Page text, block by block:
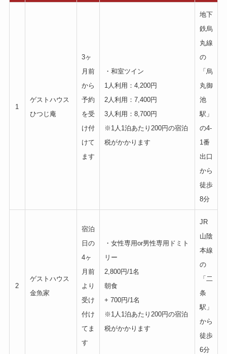
1
ゲストハウス
ひつじ庵
3ヶ
月前
から
予約
を受
け付
けて
ます
・和室ツイン
1人利用：4,200円
2人利用：7,400円
3人利用：8,700円
※1人1泊あたり200円の宿泊
税がかかります
地下
鉄烏
丸線
の
「烏
丸御
池
駅」
の4-
1番
出口
から
徒歩
8分
2
ゲストハウス
金魚家
宿泊
日の
4ヶ
月前
より
受け
付け
てま
す
・女性専用or男性専用ドミト
リー
2,800円/1名
朝食
+ 700円/1名
※1人1泊あたり200円の宿泊
税がかかります
JR
山陰
本線
の
「二
条
駅」
から
徒歩
6分